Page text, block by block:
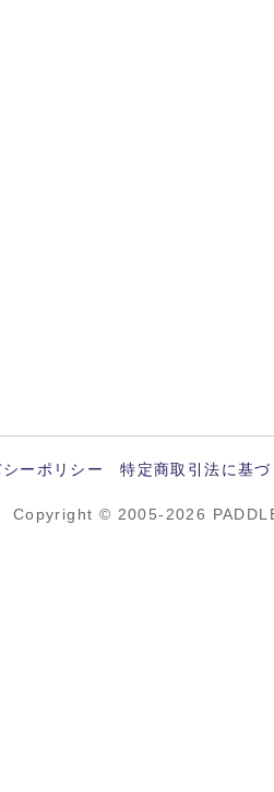
ーポリシー 特定商取引法に基
Copyright © 2005-2026